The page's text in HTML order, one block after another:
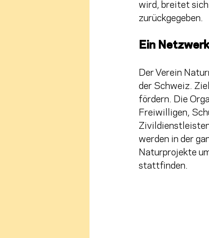
wird, breitet sich
zurückgegeben.
Ein
Der Verein
der Schweiz.
fördern. Die
Freiwilligen,
werden in der
Naturprojekte
stattfinden.